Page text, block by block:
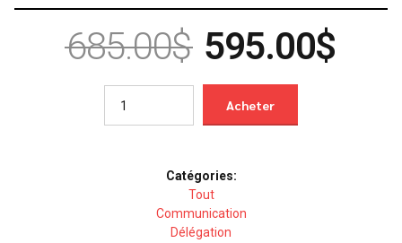
685.00$ Le
prix
initial
était :
685.00$.
595.00$
Acheter
Catégories:
Tout
Communication
Délégation